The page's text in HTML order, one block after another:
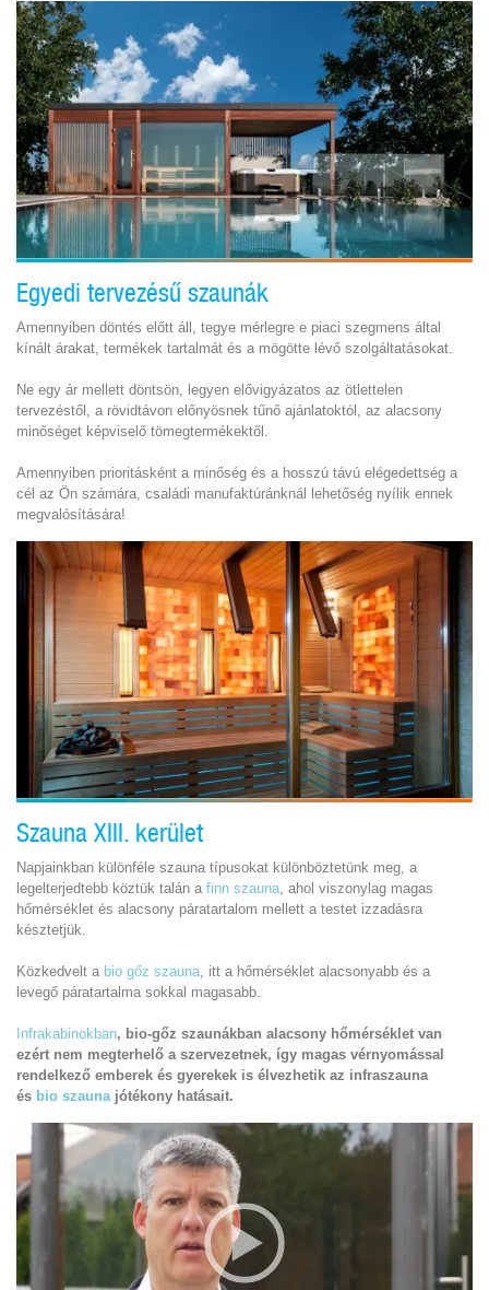
Egyedi tervezésű szaunák
Amennyiben döntés előtt áll, tegye mérlegre e piaci szegmens által
kínált árakat, termékek tartalmát és a mögötte lévő szolgáltatásokat.
Ne egy ár mellett döntsön, legyen elővigyázatos az ötlettelen
tervezéstől, a rövidtávon előnyösnek tűnő ajánlatoktól, az alacsony
minőséget képviselő tömegtermékektől.
Amennyiben prioritásként a minőség és a hosszú távú elégedettség a
cél az Ön számára, családi manufaktúránknál lehetőség nyílik ennek
megvalósítására!
Szauna XIII. kerület
Napjainkban különféle szauna típusokat különböztetünk meg, a
legelterjedtebb köztük talán a finn szauna , ahol viszonylag magas
hőmérséklet és alacsony páratartalom mellett a testet izzadásra
késztetjük.
Közkedvelt a bio gőz szauna , itt a hőmérséklet alacsonyabb és a
levegő páratartalma sokkal magasabb.
Infrakabinokban, bio-gőz szaunákban alacsony hőmérséklet van
ezért nem megterhelő a szervezetnek, így magas vérnyomással
rendelkező emberek és gyerekek is élvezhetik az infraszauna
és bio szauna jótékony hatásait.